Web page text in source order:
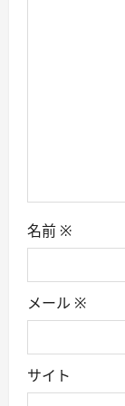
名前 ※
メール ※
サイト